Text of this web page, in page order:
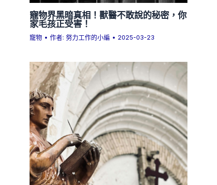
寵物界黑暗真相！獸醫不敢說的秘密，你
家毛孩正受害！
寵物 • 作者:努力工作的小編 • 2025-03-23